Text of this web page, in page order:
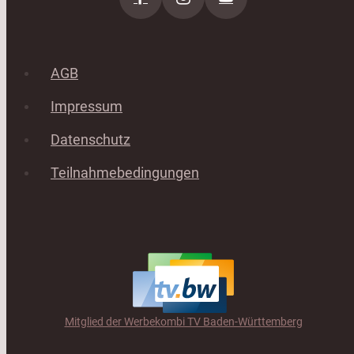
AGB
Impressum
Datenschutz
Teilnahmebedingungen
Mitglied der Werbekombi TV Baden-Württemberg